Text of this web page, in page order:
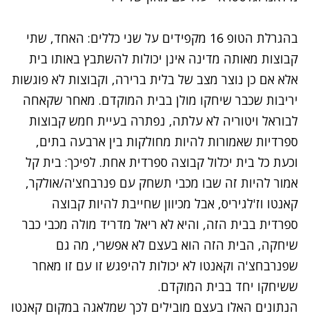
בהגרלת הטופ 16 מקפידים על שני כללים: האחד, שתי
קבוצות מאותה מדינה אינן יכולות להשתבץ באותו בית
אלא אם כן נוצר מצב של בלית ברירה, וקבוצות לא פוגשות
יריבות שכבר שיחקו מולן בבית המוקדם. מאחר שקאחה
לבוראל ויטוריה לא עלתה, נפתרה בעיית חמש קבוצות
ספרדיות שאמורות להיות מחולקות בין ארבעה בתים,
וכעת כל בית יכלול קבוצה ספרדית אחת. לפיכך: בית קל
אמור להיות זה שבו מכבי תשחק עם פנרבחצ'ה/אולקר,
קאנטו וז'לגיריס, אבל מכיוון שחייבת להיות קבוצה
ספרדית בבית הזה, והיא לא ריאל מדריד מולה מכבי כבר
שיחקה, הבית הזה הוא בעצם לא אפשרי, מה גם
שפנרבחצ'ה וקאנטו לא יכולות להיפגש זו עם זו מאחר
ששיחקו יחד בבית המוקדם.
הנתונים האלו בעצם מובילים לכך שמלאגה במקום קאנטו